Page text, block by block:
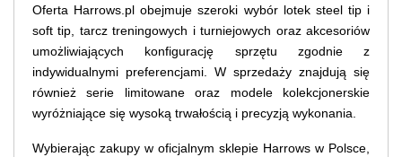
Oferta Harrows.pl obejmuje szeroki wybór lotek steel tip i
soft tip, tarcz treningowych i turniejowych oraz akcesoriów
umożliwiających konfigurację sprzętu zgodnie z
indywidualnymi preferencjami. W sprzedaży znajdują się
również serie limitowane oraz modele kolekcjonerskie
wyróżniające się wysoką trwałością i precyzją wykonania.
Wybierając zakupy w oficjalnym sklepie Harrows w Polsce,